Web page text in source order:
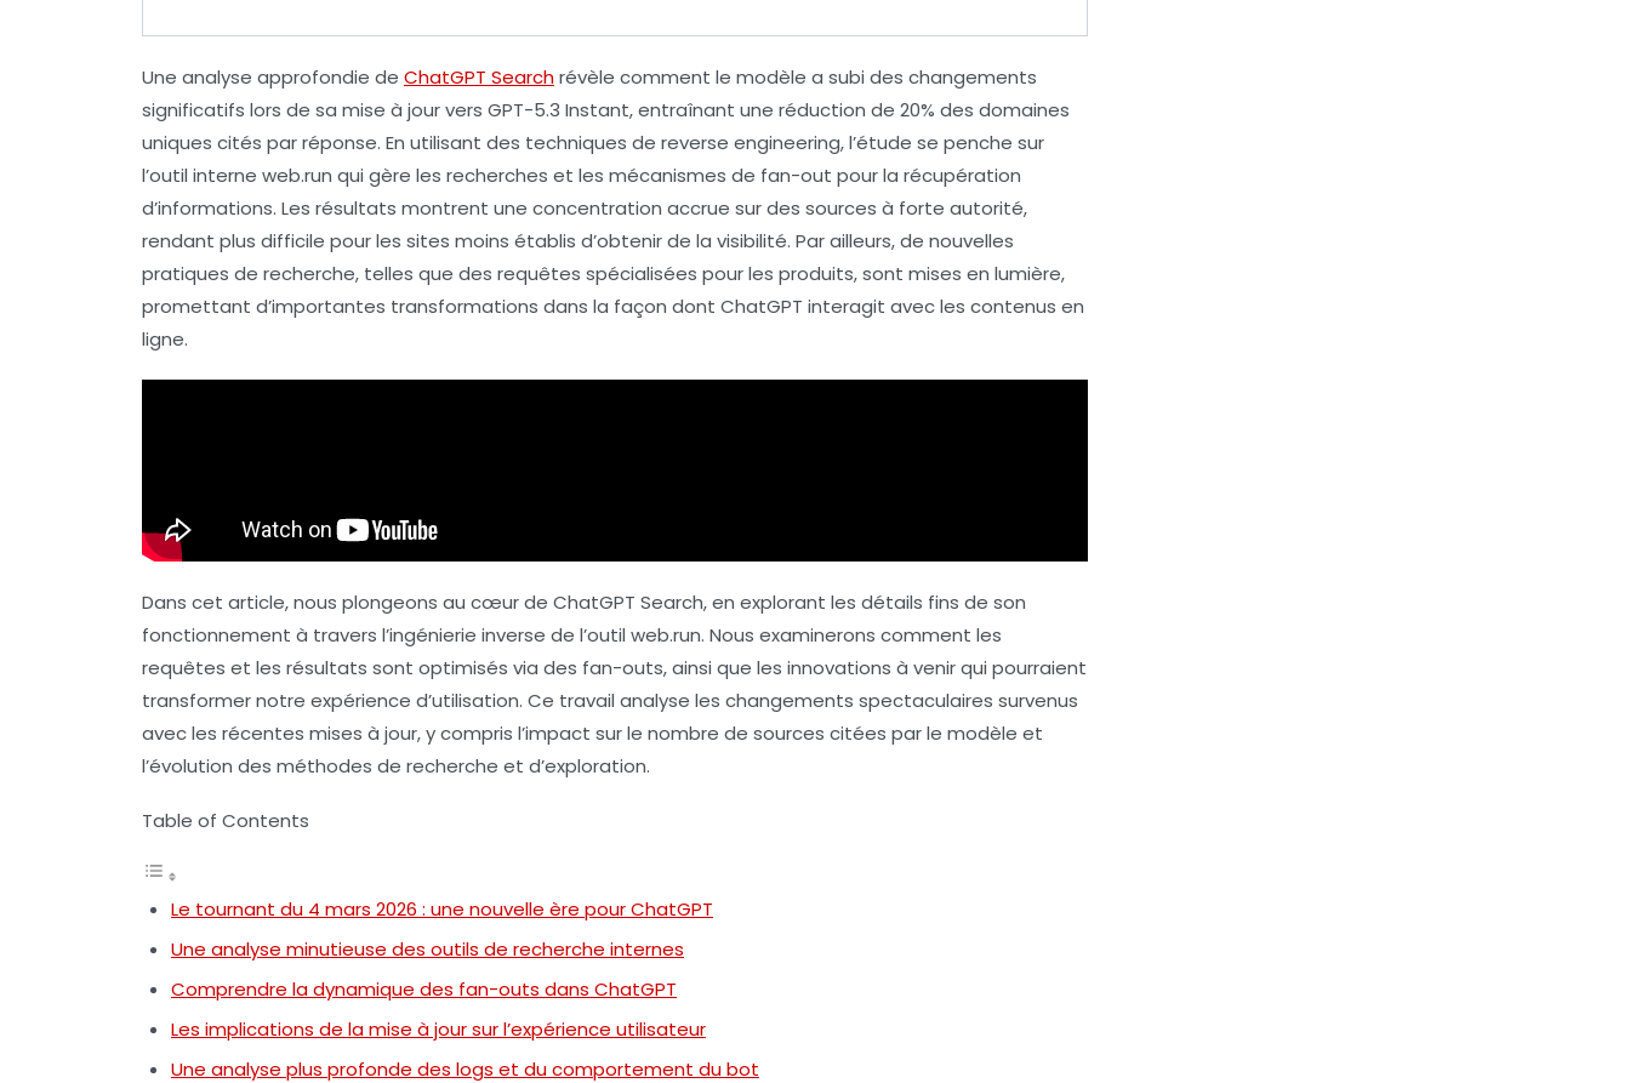
Une analyse approfondie de ChatGPT Searchrévèle comment le modèle a subi des changements
significatifs lors de sa mise à jour vers GPT-5.3 Instant, entraînant une réduction de 20% des domaines
uniques cités par réponse. En utilisant des techniques de reverse engineering, l’étude se penche sur
l’outil interne web.run qui gère les recherches et les mécanismes de fan-out pour la récupération
d’informations. Les résultats montrent une concentration accrue sur des sources à forte autorité,
rendant plus difficile pour les sites moins établis d’obtenir de la visibilité. Par ailleurs, de nouvelles
pratiques de recherche, telles que des requêtes spécialisées pour les produits, sont mises en lumière,
promettant d’importantes transformations dans la façon dont ChatGPT interagit avec les contenus en
ligne.
Dans cet article, nous plongeons au cœur de ChatGPT Search, en explorant les détails fins de son
fonctionnement à travers l’ingénierie inverse de l’outil web.run. Nous examinerons comment les
requêtes et les résultats sont optimisés via des fan-outs, ainsi que les innovations à venir qui pourraient
transformer notre expérience d’utilisation. Ce travail analyse les changements spectaculaires survenus
avec les récentes mises à jour, y compris l’impact sur le nombre de sources citées par le modèle et
l’évolution des méthodes de recherche et d’exploration.
Table of Contents
Le tournant du 4 mars 2026 : une nouvelle ère pour ChatGPT
Une analyse minutieuse des outils de recherche internes
Comprendre la dynamique des fan-outs dans ChatGPT
Les implications de la mise à jour sur l’expérience utilisateur
Une analyse plus profonde des logs et du comportement du bot